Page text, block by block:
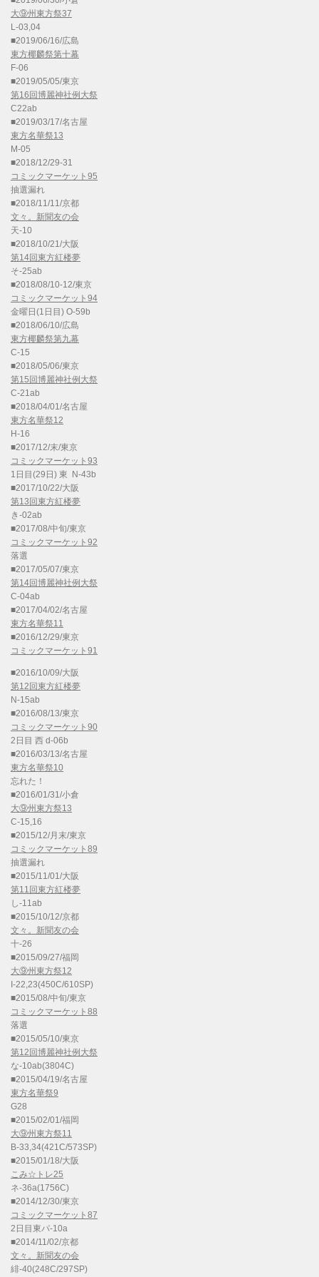
大⑨州東方祭37
L-03,04
■2019/06/16/広島
東方椰麟祭第十幕
F-06
■2019/05/05/東京
第16回博麗神社例大祭
C22ab
■2019/03/17/名古屋
東方名華祭13
M-05
■2018/12/29-31
コミックマーケット95
抽選漏れ
■2018/11/11/京都
文々。新聞友の会
天-10
■2018/10/21/大阪
第14回東方紅楼夢
そ-25ab
■2018/08/10-12/東京
コミックマーケット94
金曜日(1日目) O-59b
■2018/06/10/広島
東方椰麟祭第九幕
C-15
■2018/05/06/東京
第15回博麗神社例大祭
C-21ab
■2018/04/01/名古屋
東方名華祭12
H-16
■2017/12/末/東京
コミックマーケット93
1日目(29日) 東 N-43b
■2017/10/22/大阪
第13回東方紅楼夢
き-02ab
■2017/08/中旬/東京
コミックマーケット92
落選
■2017/05/07/東京
第14回博麗神社例大祭
C-04ab
■2017/04/02/名古屋
東方名華祭11
■2016/12/29/東京
コミックマーケット91
■2016/10/09/大阪
第12回東方紅楼夢
N-15ab
■2016/08/13/東京
コミックマーケット90
2日目 西 d-06b
■2016/03/13/名古屋
東方名華祭10
忘れた！
■2016/01/31/小倉
大⑨州東方祭13
C-15,16
■2015/12/月末/東京
コミックマーケット89
抽選漏れ
■2015/11/01/大阪
第11回東方紅楼夢
し-11ab
■2015/10/12/京都
文々。新聞友の会
十-26
■2015/09/27/福岡
大⑨州東方祭12
I-22,23(450C/610SP)
■2015/08/中旬/東京
コミックマーケット88
落選
■2015/05/10/東京
第12回博麗神社例大祭
な-10ab(3804C)
■2015/04/19/名古屋
東方名華祭9
G28
■2015/02/01/福岡
大⑨州東方祭11
B-33,34(421C/573SP)
■2015/01/18/大阪
こみ☆トレ25
ネ-36a(1756C)
■2014/12/30/東京
コミックマーケット87
2日目東パ-10a
■2014/11/02/京都
文々。新聞友の会
緋-40(248C/297SP)